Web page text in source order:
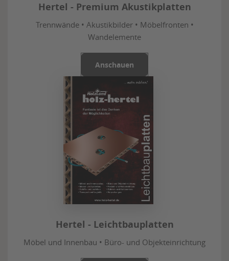
Hertel - Premium Akustikplatten
Trennwände • Akustikbilder • Möbelfronten •
Wandelemente
Anschauen
Hertel - Leichtbauplatten
Möbel und Innenbau • Büro- und Objekteinrichtung